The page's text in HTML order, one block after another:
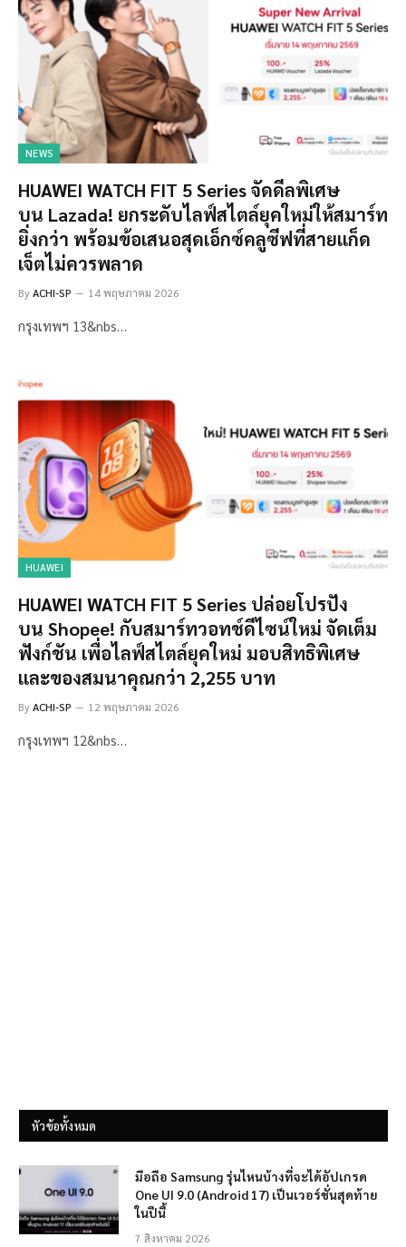
NEWS
HUAWEI WATCH FIT 5 Series จัดดีลพิเศษ
บน Lazada! ยกระดับไลฟ์สไตล์ยุคใหม่ให้สมาร์ท
ยิ่งกว่า พร้อมข้อเสนอสุดเอ็กซ์คลูซีฟที่สายแก็ด
เจ็ตไม่ควรพลาด
ByACHI-SP 14 พฤษภาคม 2026
กรุงเทพฯ 13&nbs…
HUAWEI
HUAWEI WATCH FIT 5 Series ปล่อยโปรปัง
บน Shopee! กับสมาร์ทวอทช์ดีไซน์ใหม่ จัดเต็ม
ฟังก์ชัน เพื่อไลฟ์สไตล์ยุคใหม่ มอบสิทธิพิเศษ
และของสมนาคุณกว่า 2,255 บาท
ByACHI-SP 12 พฤษภาคม 2026
กรุงเทพฯ 12&nbs…
หัวข้อทั้งหมด
มือถือ Samsung รุ่นไหนบ้างที่จะได้อัปเกรด
One UI 9.0 (Android 17) เป็นเวอร์ชั่นสุดท้าย
ในปีนี้
7 สิงหาคม 2026